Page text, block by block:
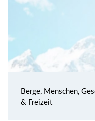
Berge, Menschen,
& Freizeit